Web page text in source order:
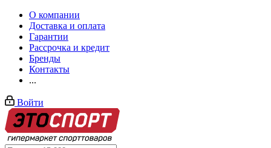
О компании
Доставка и оплата
Гарантии
Рассрочка и кредит
Бренды
Контакты
...
Войти